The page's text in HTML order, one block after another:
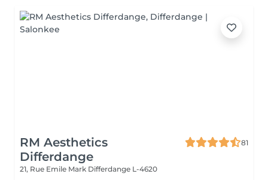
RM Aesthetics
Differdange
81
21, Rue Emile Mark Differdange L-4620